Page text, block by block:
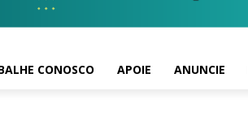
CONOSCO APOIE ANUNCIE